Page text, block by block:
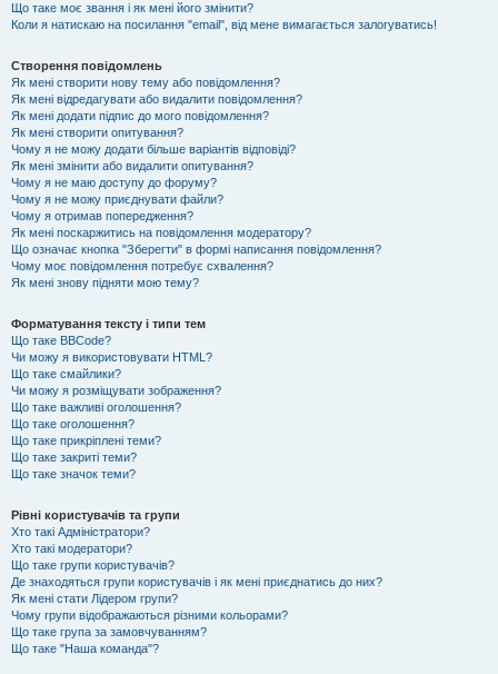
Що таке моє звання і як мені його змінити?
Коли я натискаю на посилання "email", від мене вимагається залогуватись!
Створення повідомлень
Як мені створити нову тему або повідомлення?
Як мені відредагувати або видалити повідомлення?
Як мені додати підпис до мого повідомлення?
Як мені створити опитування?
Чому я не можу додати більше варіантів відповіді?
Як мені змінити або видалити опитування?
Чому я не маю доступу до форуму?
Чому я не можу приєднувати файли?
Чому я отримав попередження?
Як мені поскаржитись на повідомлення модератору?
Що означає кнопка "Зберегти" в формі написання повідомлення?
Чому моє повідомлення потребує схвалення?
Як мені знову підняти мою тему?
Форматування тексту і типи тем
Що таке BBCode?
Чи можу я використовувати HTML?
Що таке смайлики?
Чи можу я розміщувати зображення?
Що таке важливі оголошення?
Що таке оголошення?
Що таке прикріплені теми?
Що таке закриті теми?
Що таке значок теми?
Рівні користувачів та групи
Хто такі Адміністратори?
Хто такі модератори?
Що таке групи користувачів?
Де знаходяться групи користувачів і як мені приєднатись до них?
Як мені стати Лідером групи?
Чому групи відображаються різними кольорами?
Що таке група за замовчуванням?
Що таке "Наша команда"?